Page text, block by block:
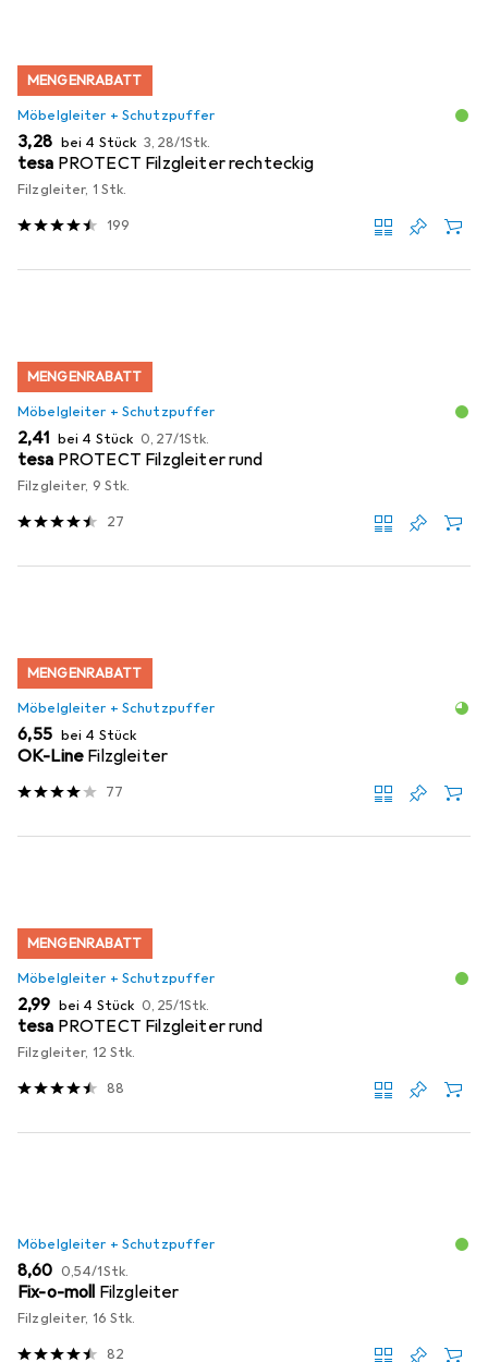
MENGENRABATT
Möbelgleiter + Schutzpuffer
EUR
3,28 bei 4 Stück EUR
3,28/1Stk.
tesa PROTECT Filzgleiter rechteckig
Filzgleiter, 1 Stk.
199
MENGENRABATT
Möbelgleiter + Schutzpuffer
EUR
2,41 bei 4 Stück EUR
0,27/1Stk.
tesa PROTECT Filzgleiter rund
Filzgleiter, 9 Stk.
27
MENGENRABATT
Möbelgleiter + Schutzpuffer
EUR
6,55 bei 4 Stück
OK-Line Filzgleiter
77
MENGENRABATT
Möbelgleiter + Schutzpuffer
EUR
2,99 bei 4 Stück EUR
0,25/1Stk.
tesa PROTECT Filzgleiter rund
Filzgleiter, 12 Stk.
88
Möbelgleiter + Schutzpuffer
EUR
8,60 EUR
0,54/1Stk.
Fix-o-moll Filzgleiter
Filzgleiter, 16 Stk.
82